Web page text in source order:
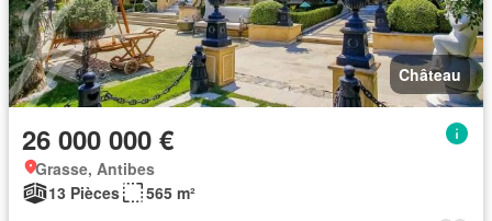
Château
26 000 000 €
Grasse, Antibes
13 Pièces
565 m²